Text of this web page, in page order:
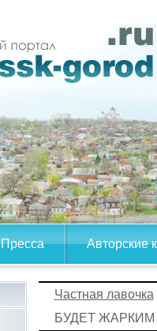
Пресса Авторские
Частная лавочка
БУДЕТ ЖАРКИМ